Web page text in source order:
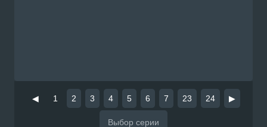
◀ 1 2 3 4 5 6 7 23 24 ▶